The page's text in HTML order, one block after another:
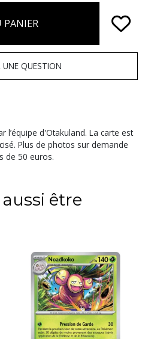
PANIER
QUESTION
l’équipe d'Otakuland. La carte est
Plus de photos sur demande
de 50 euros.
être